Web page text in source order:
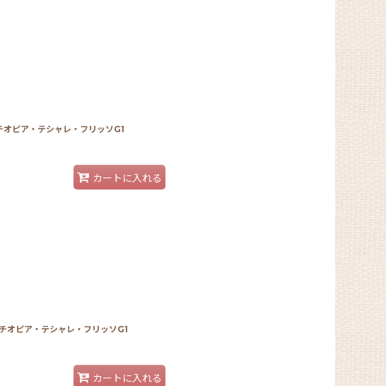
ピア・テシャレ・フリッソG1
カートに入れる
オピア・テシャレ・フリッソG1
カートに入れる